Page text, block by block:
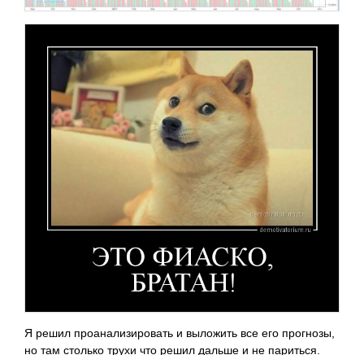
Я решил проанализировать и выложить все его прогнозы,
но там столько трухи что решил дальше и не париться.